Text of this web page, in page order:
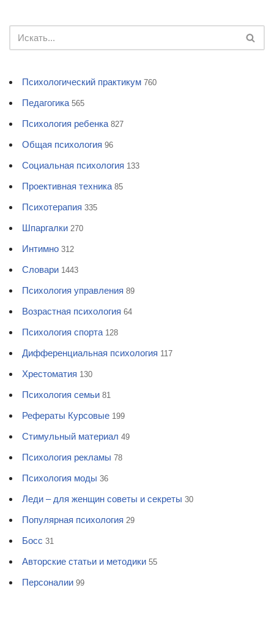
Психологический практикум 760
Педагогика 565
Психология ребенка 827
Общая психология 96
Социальная психология 133
Проективная техника 85
Психотерапия 335
Шпаргалки 270
Интимно 312
Словари 1443
Психология управления 89
Возрастная психология 64
Психология спорта 128
Дифференциальная психология 117
Хрестоматия 130
Психология семьи 81
Рефераты Курсовые 199
Стимульный материал 49
Психология рекламы 78
Психология моды 36
Леди – для женщин советы и секреты 30
Популярная психология 29
Босс 31
Авторские статьи и методики 55
Персоналии 99